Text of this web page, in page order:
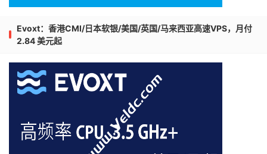
Evoxt：香港CMI/日本软银/美国/英国/马来西亚高速VPS，月付
2.84 美元起